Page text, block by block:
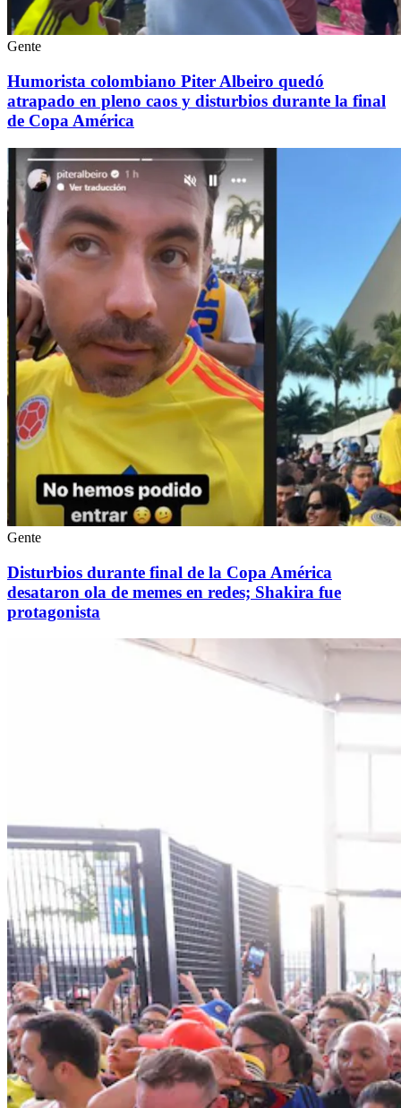
Gente
Humorista colombiano Piter Albeiro quedó
atrapado en pleno caos y disturbios durante la final
de Copa América
Gente
Disturbios durante final de la Copa América
desataron ola de memes en redes; Shakira fue
protagonista